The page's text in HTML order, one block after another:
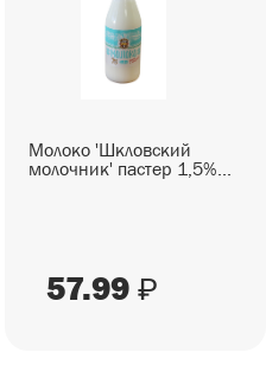
Молоко 'Шкловский
молочник' пастер 1,5%...
57.99 ₽